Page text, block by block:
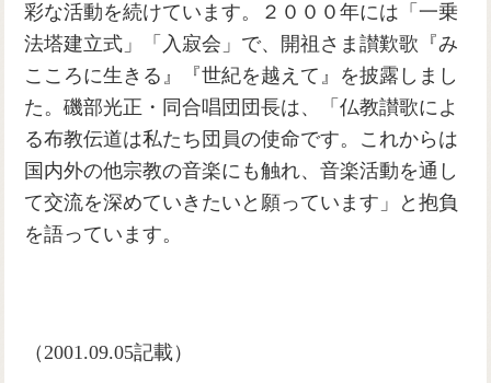
彩な活動を続けています。２０００年には「一乗
法塔建立式」「入寂会」で、開祖さま讃歎歌『み
こころに生きる』『世紀を越えて』を披露しまし
た。磯部光正・同合唱団団長は、「仏教讃歌によ
る布教伝道は私たち団員の使命です。これからは
国内外の他宗教の音楽にも触れ、音楽活動を通し
て交流を深めていきたいと願っています」と抱負
を語っています。
（2001.09.05記載）